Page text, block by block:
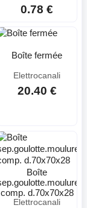
0.78 €
Boîte fermée
Elettrocanali
20.40 €
Boîte
comp. d.70x70x28
Elettrocanali